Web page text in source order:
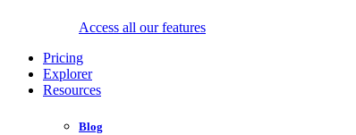
Access all our features
Pricing
Explorer
Resources
Blog